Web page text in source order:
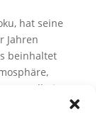
hat seine
Jahren
beinhaltet